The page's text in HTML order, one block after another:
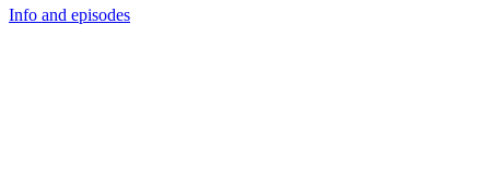
Info and episodes